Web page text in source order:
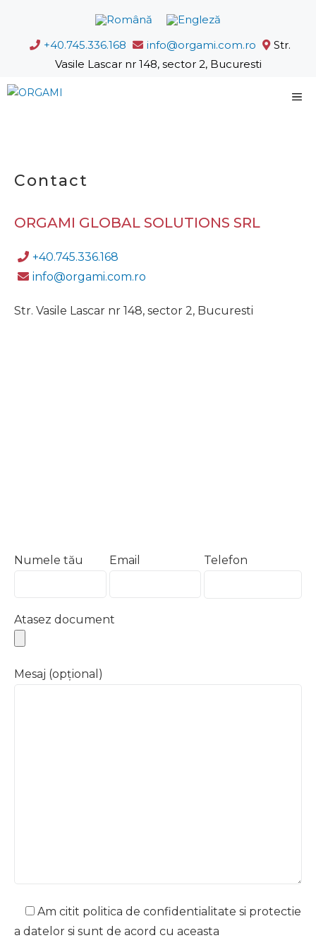
conținut+40.745.336.168 info@orgami.com.ro
Str.
Vasile Lascar nr 148, sector 2, Bucuresti
Contact
ORGAMI GLOBAL SOLUTIONS SRL
+40.745.336.168
info@orgami.com.ro
Str. Vasile Lascar nr 148, sector 2, Bucuresti
Numele tău Email Telefon
Atasez document
Mesaj (opțional)
Am citit politica de confidentialitate si protectie
a datelor si sunt de acord cu aceasta